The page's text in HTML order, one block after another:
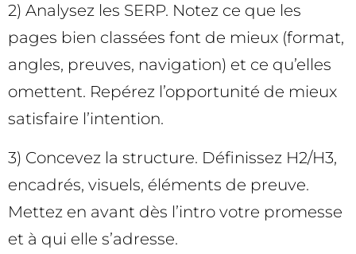
2) Analysez les SERP. Notez ce que les
pages bien classées font de mieux (format,
angles, preuves, navigation) et ce qu’elles
omettent. Repérez l’opportunité de mieux
satisfaire l’intention.
3) Concevez la structure. Définissez H2/H3,
encadrés, visuels, éléments de preuve.
Mettez en avant dès l’intro votre promesse
et à qui elle s’adresse.